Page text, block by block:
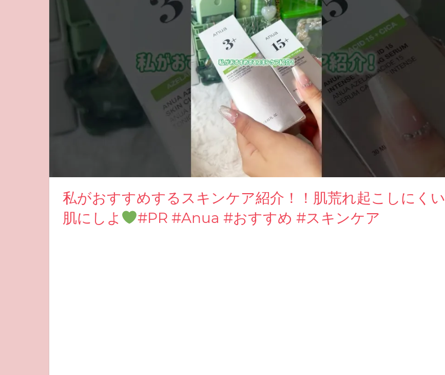
私がおすすめするスキンケア紹介！！肌荒れ起こしにくい
肌にしよ
#PR #Anua #おすすめ #スキンケア